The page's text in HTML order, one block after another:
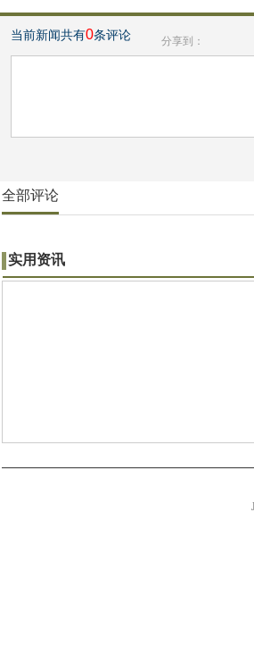
当前新闻共有0条评论 分享到：
全部评论
实用资讯